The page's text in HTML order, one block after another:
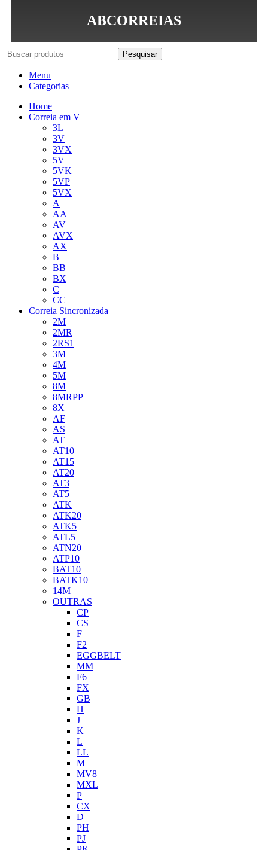
ABCORREIAS
Pesquisar
Menu
Categorias
Home
Correia em V
3L
3V
3VX
5V
5VK
5VP
5VX
A
AA
AV
AVX
AX
B
BB
BX
C
CC
Correia Sincronizada
2M
2MR
2RS1
3M
4M
5M
8M
8MRPP
8X
AF
AS
AT
AT10
AT15
AT20
AT3
AT5
ATK
ATK20
ATK5
ATL5
ATN20
ATP10
BAT10
BATK10
14M
OUTRAS
CP
CS
F
F2
EGGBELT
MM
F6
FX
GB
H
J
K
L
LL
M
MV8
MXL
P
CX
D
PH
PJ